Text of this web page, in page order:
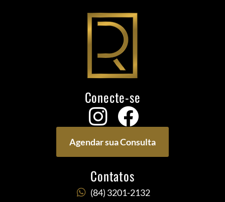
Conecte-se
Agendar sua Consulta
Contatos
(84) 3201-2132